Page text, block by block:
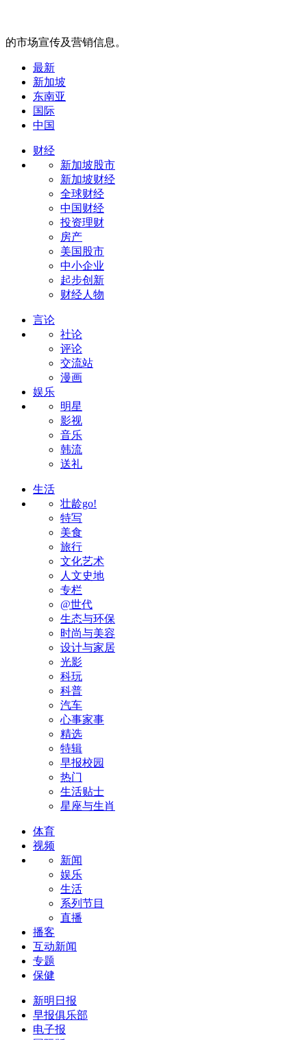
的市场宣传及营销信息。
最新
新加坡
东南亚
国际
中国
财经
新加坡股市
新加坡财经
全球财经
中国财经
投资理财
房产
美国股市
中小企业
起步创新
财经人物
言论
社论
评论
交流站
漫画
娱乐
明星
影视
音乐
韩流
送礼
生活
壮龄go!
特写
美食
旅行
文化艺术
人文史地
专栏
@世代
生态与环保
时尚与美容
设计与家居
光影
科玩
科普
汽车
心事家事
精选
特辑
早报校园
热门
生活贴士
星座与生肖
体育
视频
新闻
娱乐
生活
系列节目
直播
播客
互动新闻
专题
保健
新明日报
早报俱乐部
电子报